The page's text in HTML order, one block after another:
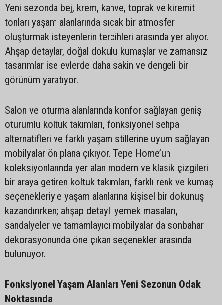
Yeni sezonda bej, krem, kahve, toprak ve kiremit
tonları yaşam alanlarında sıcak bir atmosfer
oluşturmak isteyenlerin tercihleri arasında yer alıyor.
Ahşap detaylar, doğal dokulu kumaşlar ve zamansız
tasarımlar ise evlerde daha sakin ve dengeli bir
görünüm yaratıyor.
Salon ve oturma alanlarında konfor sağlayan geniş
oturumlu koltuk takımları, fonksiyonel sehpa
alternatifleri ve farklı yaşam stillerine uyum sağlayan
mobilyalar ön plana çıkıyor. Tepe Home’un
koleksiyonlarında yer alan modern ve klasik çizgileri
bir araya getiren koltuk takımları, farklı renk ve kumaş
seçenekleriyle yaşam alanlarına kişisel bir dokunuş
kazandırırken; ahşap detaylı yemek masaları,
sandalyeler ve tamamlayıcı mobilyalar da sonbahar
dekorasyonunda öne çıkan seçenekler arasında
bulunuyor.
Fonksiyonel Yaşam Alanları Yeni Sezonun Odak
Noktasında